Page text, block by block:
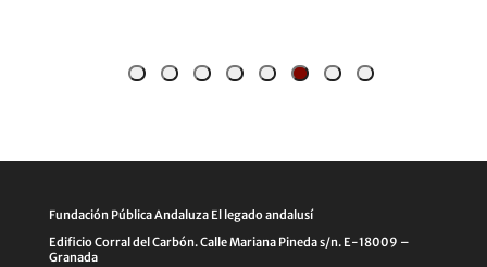
Fundación Pública Andaluza El legado andalusí
Edificio Corral del Carbón. Calle Mariana Pineda s/n. E-18009 –
Granada